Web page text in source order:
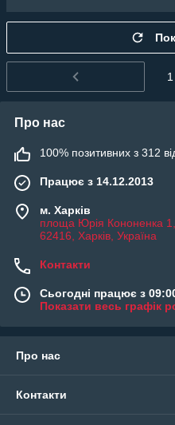
1
Про нас
100% позитивних з 312
Працює з 14.12.2013
м. Харків
площа Юрія Кононенка 1,
62416, Харків, Україна
Контакти
Сьогодні працює з
Показати весь графік
Про нас
Контакти